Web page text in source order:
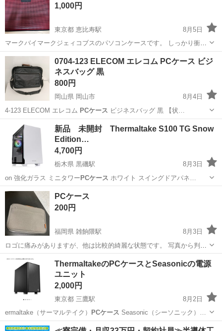
方のご購入をお願い致しま...
1,000円
東京都 恵比寿駅
8月5日
マークバイマークジェィコブスのパソコンケースです。 しっかり衝撃
を吸収してくれるタイプです。 汚れ、ペット，喫煙者なしです。 美品
です。
東京 渋谷区
0704-123 ELECOM エレコム PCケース ビジ
ネスバッグ 黒
800円
岡山県 岡山市
8月4日
4-123 ELECOM エレコム PCケース ビジネスバッグ 黒 【状…
岡山 岡山市 バッグ PCケース
新品 未開封 Thermaltake S100 TG Snow
Edition…
4,700円
栃木県 黒磯駅
8月3日
on 強化ガラス ミニタワーPCケース ホワイト スイングドアパネ…
栃木 那須郡
PCケース
200円
福岡県 雑餉隈駅
8月3日
ロゴに痛みがありますが、他は比較的綺麗な状態です。 写真から判断
お願い致します。
福岡
ThermaltakeのPCケースとSeasonicの電源
ユニット
2,000円
東京都 三鷹駅
8月2日
ermaltake（サーマルテイク）
PCケース Seasonic（シーソニック）…
東京 武蔵野市 三鷹駅 PCパーツ